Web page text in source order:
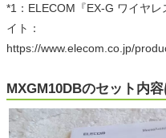
*1：ELECOM『EX-G ワイヤ
イト：
https://www.elecom.co.jp/
MXGM10DBのセット内容